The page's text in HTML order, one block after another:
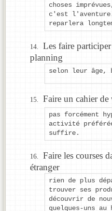
choses
c'est
reparlera
Les faire
planning
selon leur âge,
Faire un cahier de
pas forcément
activité
suffire.
Faire les courses
étranger
rien de plus
trouver ses
découvrir de
quelques-uns